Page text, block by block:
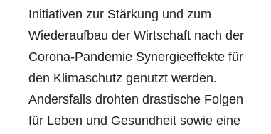
Initiativen zur Stärkung und zum
Wiederaufbau der Wirtschaft nach der
Corona-Pandemie Synergieeffekte für
den Klimaschutz genutzt werden.
Andersfalls drohten drastische Folgen
für Leben und Gesundheit sowie eine